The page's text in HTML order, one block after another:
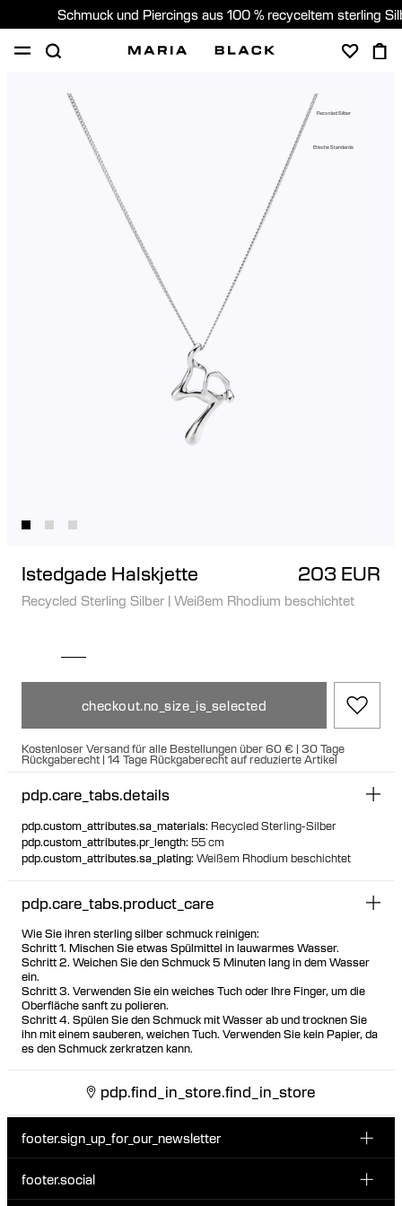
Schmuck und Piercings aus 100 % recyceltem sterling
ÜBER
PIERCING BERATUNG
Germany (Deutsch)
Recycled Silber
Etische Standards
Istedgade Halskjette 203 EUR
Recycled Sterling Silber | Weißem Rhodium beschichtet
checkout.no_size_is_selected
Kostenloser Versand für alle Bestellungen über 60 € | 30 Tage
Rückgaberecht | 14 Tage Rückgaberecht auf reduzierte Artikel
pdp.care_tabs.details
pdp.custom_attributes.sa_materials: Recycled Sterling-Silber
pdp.custom_attributes.pr_length: 55 cm
pdp.custom_attributes.sa_plating: Weißem Rhodium beschichtet
pdp.care_tabs.product_care
Wie Sie ihren sterling silber schmuck reinigen:
Schritt 1. Mischen Sie etwas Spülmittel in lauwarmes Wasser.
Schritt 2. Weichen Sie den Schmuck 5 Minuten lang in dem Wasser
ein.
Schritt 3. Verwenden Sie ein weiches Tuch oder Ihre Finger, um die
Oberfläche sanft zu polieren.
Schritt 4. Spülen Sie den Schmuck mit Wasser ab und trocknen Sie
ihn mit einem sauberen, weichen Tuch. Verwenden Sie kein Papier, da
es den Schmuck zerkratzen kann.
pdp.find_in_store.find_in_store
footer.sign_up_for_our_newsletter
footer.social